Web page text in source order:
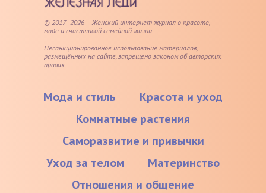
© 2017–2026 – Женский интернет журнал о красоте,
моде и счастливой семейной жизни
Несанкционированное использование материалов,
размещённых на сайте, запрещено законом об авторских
правах.
Мода и стиль
Красота и уход
Комнатные растения
Саморазвитие и привычки
Уход за телом
Материнство
Отношения и общение